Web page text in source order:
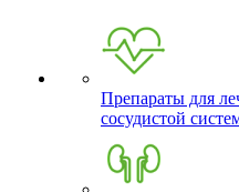
Препараты для
сосудистой